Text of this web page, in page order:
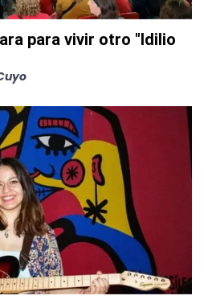
para vivir otro "Idilio